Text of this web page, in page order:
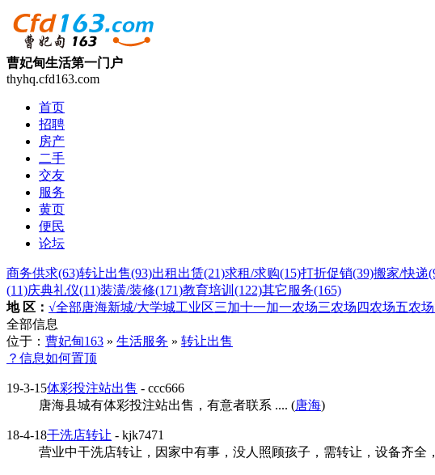
曹妃甸生活第一门户
thyhq.cfd163.com
首页
招聘
房产
二手
交友
服务
黄页
便民
论坛
商务供求(63)转让出售(93)出租出赁(21)求租/求购(15)打折促销(39)搬家/快递
(11)庆典礼仪(11)装潢/装修(171)教育培训 (122)其它服务(165)
地 区： √全部唐海新城/大学城工业区三加十一加一农场三农场 四农场五农场
全部信息
位于： 曹妃甸163 » 生活服务 » 转让出售
？信息如何置顶
19-3-15体彩投注站出售 - ccc666
唐海县城有体彩投注站出售，有意者联系 .... (唐海)
18-4-18干洗店转让 - kjk7471
营业中干洗店转让，因家中有事，没人照顾孩子，需转让，设备齐